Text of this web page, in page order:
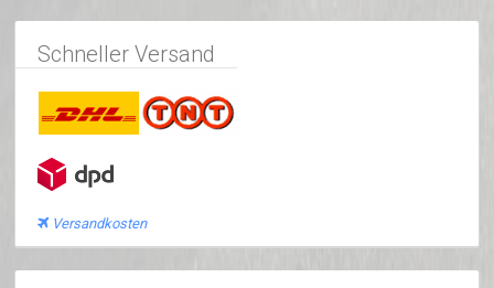
Schneller Versand
Versandkosten